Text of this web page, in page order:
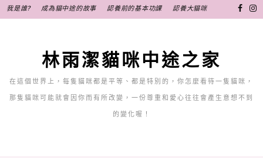
至
我是誰? 成為貓中途的故事 認養前的基本功課 認養大貓咪
林雨潔貓咪中途之家
在這個世界上，每隻貓咪都是平等、都是特別的，你怎麼看待一隻貓咪，
那隻貓咪可能就會因你而有所改變，一份尊重和愛心往往會產生意想不到
的變化喔！